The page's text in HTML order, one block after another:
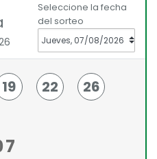
Seleccione la fecha
del sorteo
19 22 26